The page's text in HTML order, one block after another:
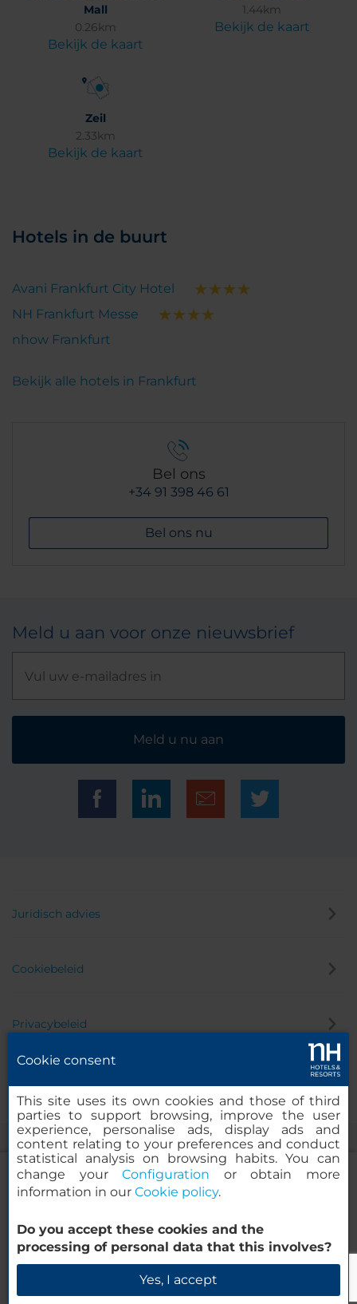
NH Collection Frankfurt Spin Tower
Beschikbaarheid controleren
Mall
0.26km
Bekijk de kaart
1.44km
Bekijk de kaart
Zeil
2.33km
Bekijk de kaart
Hotels in de buurt
Avani Frankfurt City Hotel
NH Frankfurt Messe
nhow Frankfurt
Bekijk alle hotels in Frankfurt
Bel ons
+34 91 398 46 61
Bel ons nu
Meld u aan voor onze nieuwsbrief
Meld u nu aan
Juridisch advies
Cookiebeleid
Privacybeleid
© 2000-2026 MINOR HOTELS EUROPE & AMERICAS Santa Engracia
120. 28003 Madrid, Spanje
Cookie consent
This site uses its own cookies and those of third
parties to support browsing, improve the user
experience, personalise ads, display ads and
content relating to your preferences and conduct
statistical analysis on browsing habits. You can
change yourConfiguration or obtain more
information in our Cookie policy.
Do you accept these cookies and the
processing of personal data that this involves?
Yes, I accept